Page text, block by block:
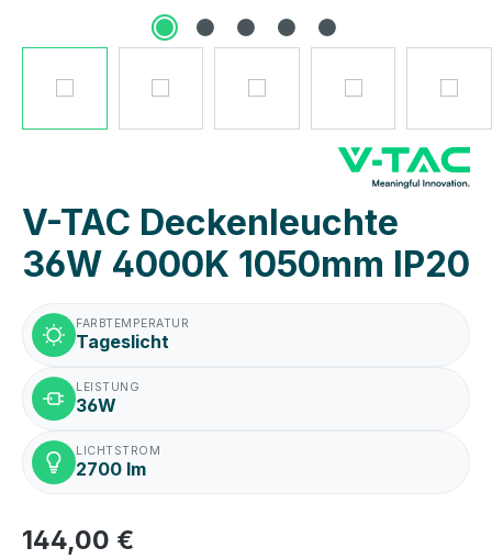
V-TAC Deckenleuchte
36W 4000K 1050mm IP20
FARBTEMPERATUR
Tageslicht
LEISTUNG
36W
LICHTSTROM
2700 lm
144,00 €